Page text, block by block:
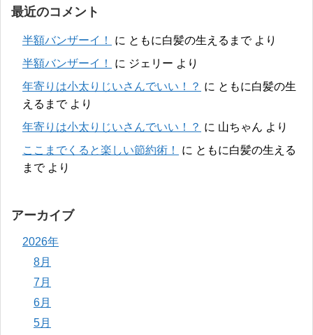
最近のコメント
半額バンザーイ！ に ともに白髪の生えるまでより
半額バンザーイ！
に ジェリー より
年寄りは小太りじいさんでいい！？ に ともに白髪の生
えるまでより
年寄りは小太りじいさんでいい！？ に 山ちゃん より
ここまでくると楽しい節約術！
に ともに白髪の生える
までより
アーカイブ
2026年
8月
7月
6月
5月